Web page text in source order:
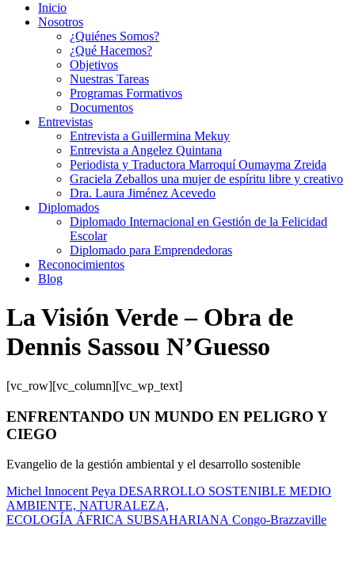
Inicio
Nosotros
¿Quiénes Somos?
¿Qué Hacemos?
Objetivos
Nuestras Tareas
Programas Formativos
Documentos
Entrevistas
Entrevista a Guillermina Mekuy
Entrevista a Angelez Quintana
Periodista y Traductora Marroquí Oumayma Zreida
Graciela Zeballos una mujer de espíritu libre y creativo
Dra. Laura Jiménez Acevedo
Diplomados
Diplomado Internacional en Gestión de la Felicidad
Escolar
Diplomado para Emprendedoras
Reconocimientos
Blog
La Visión Verde – Obra de
Dennis Sassou N’Guesso
[vc_row][vc_column][vc_wp_text]
ENFRENTANDO UN MUNDO EN PELIGRO Y
CIEGO
Evangelio de la gestión ambiental y el desarrollo sostenible
Michel Innocent Peya DESARROLLO SOSTENIBLE MEDIO
AMBIENTE, NATURALEZA,
ECOLOGÍA ÁFRICA SUBSAHARIANA Congo-Brazzaville